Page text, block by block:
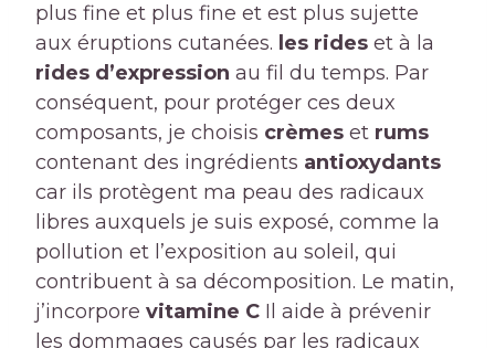
plus fine et plus fine et est plus sujette
aux éruptions cutanées. les rides et à la
rides d’expression au fil du temps. Par
conséquent, pour protéger ces deux
composants, je choisis crèmes et rums
contenant des ingrédients antioxydants
car ils protègent ma peau des radicaux
libres auxquels je suis exposé, comme la
pollution et l’exposition au soleil, qui
contribuent à sa décomposition. Le matin,
j’incorpore vitamine C Il aide à prévenir
les dommages causés par les radicaux